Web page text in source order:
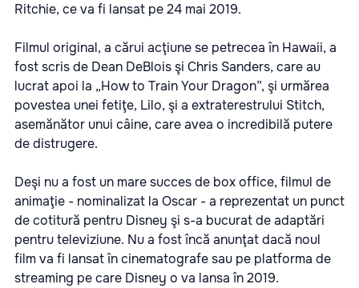
Ritchie, ce va fi lansat pe 24 mai 2019.
Filmul original, a cărui acţiune se petrecea în Hawaii, a
fost scris de Dean DeBlois şi Chris Sanders, care au
lucrat apoi la „How to Train Your Dragon”, şi urmărea
povestea unei fetiţe, Lilo, şi a extraterestrului Stitch,
asemănător unui câine, care avea o incredibilă putere
de distrugere.
Deşi nu a fost un mare succes de box office, filmul de
animaţie - nominalizat la Oscar - a reprezentat un punct
de cotitură pentru Disney şi s-a bucurat de adaptări
pentru televiziune. Nu a fost încă anunţat dacă noul
film va fi lansat în cinematografe sau pe platforma de
streaming pe care Disney o va lansa în 2019.